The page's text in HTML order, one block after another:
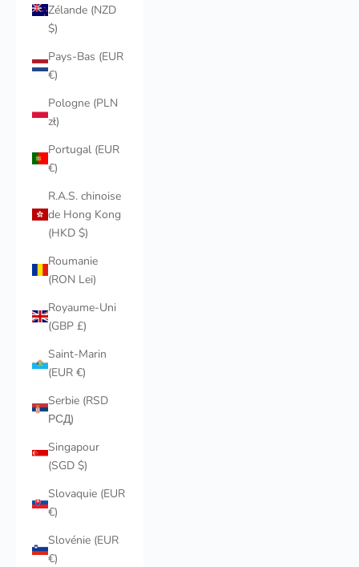
Zélande (NZD
$)
Pays-Bas (EUR
€)
Pologne (PLN
zł)
Portugal (EUR
€)
R.A.S. chinoise
de Hong Kong
(HKD $)
Roumanie
(RON Lei)
Royaume-Uni
(GBP £)
Saint-Marin
(EUR €)
Serbie (RSD
РСД)
Singapour
(SGD $)
Slovaquie (EUR
€)
Slovénie (EUR
€)